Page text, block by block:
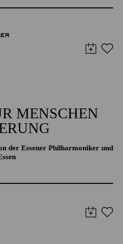
MENSCHEN
der Essener Philharmoniker und